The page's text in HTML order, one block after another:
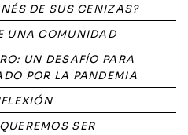
DE SUS CENIZAS?
UNA COMUNIDAD
UN DESAFÍO PARA
POR LA PANDEMIA
SER